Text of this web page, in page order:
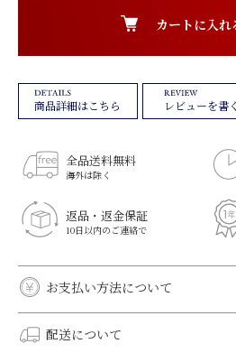
カートに入れ
商品詳細はこちら レビューを書く
全品送料無料
海外は除く
返品・返金保証
10日以内のご連絡で
お支払い方法について
VISA、MASTER、DINERS、AMEX
配送について